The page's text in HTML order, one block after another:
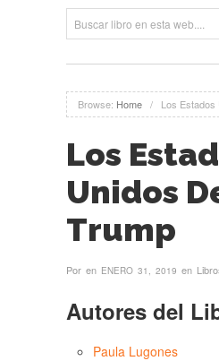
Browse: Home / Los Estados
Los
Unidos
Trump
Por en ENERO 31, 2019 en
Autores del
Paula Lugones